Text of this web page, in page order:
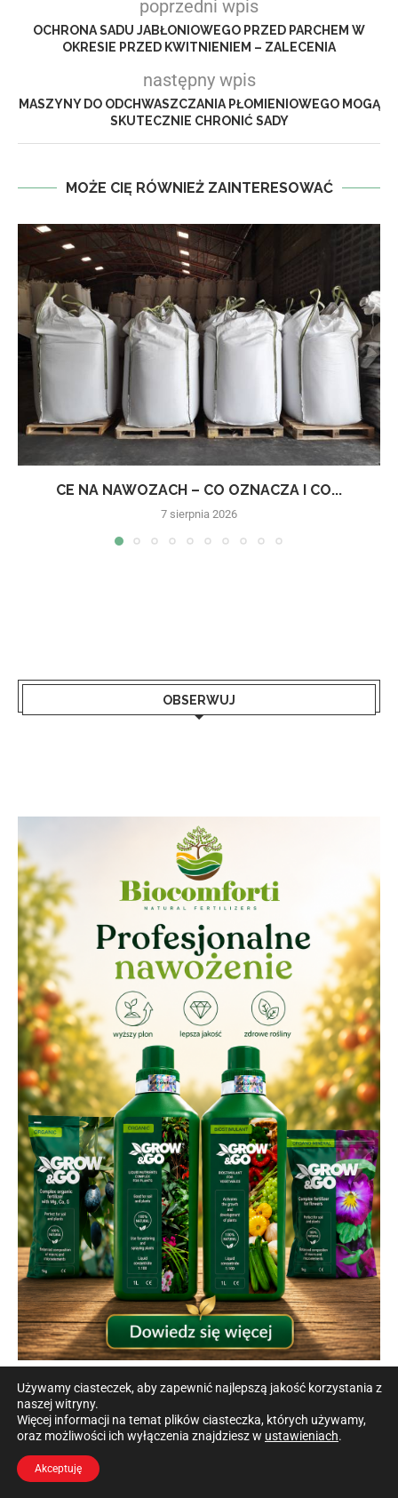
poprzedni wpis
OCHRONA SADU JABŁONIOWEGO PRZED PARCHEM W
OKRESIE PRZED KWITNIENIEM – ZALECENIA
następny wpis
MASZYNY DO ODCHWASZCZANIA PŁOMIENIOWEGO MOGĄ
SKUTECZNIE CHRONIĆ SADY
MOŻE CIĘ RÓWNIEŻ ZAINTERESOWAĆ
CE NA NAWOZACH – CO OZNACZA I CO...
7 sierpnia 2026
OBSERWUJ
Używamy ciasteczek, aby zapewnić najlepszą jakość korzystania z
naszej witryny.
Więcej informacji na temat plików ciasteczka, których używamy,
oraz możliwości ich wyłączenia znajdziesz w ustawieniach.
Akceptuję